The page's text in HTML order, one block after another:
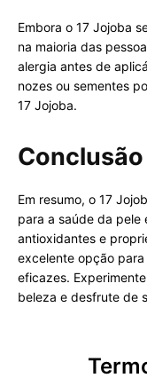
Embora o 17 Jojoba
na maioria das
alergia antes de
nozes ou sementes
17 Jojoba.
Conclusão
Em resumo, o 17
para a saúde da pele
antioxidantes e
excelente opção
eficazes.
beleza e desfrute de